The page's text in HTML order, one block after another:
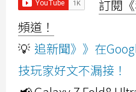
訂閱
頻道！
💡 追新聞》》在
技玩家好文不漏接！